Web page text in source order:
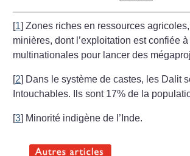
1 ]Zones riches en ressources
minières, dont l’exploitation est confiée
multinationales pour lancer des
[2
Dans le système de castes, les Dalit
Intouchables. Ils sont 17% de la
[3 Minorité indigène de l’Inde.